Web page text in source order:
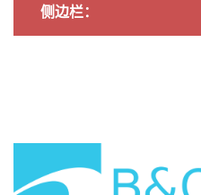
侧边栏：